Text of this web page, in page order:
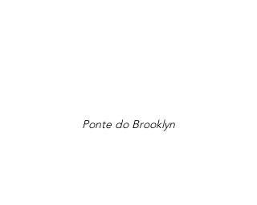
Ponte do Brooklyn